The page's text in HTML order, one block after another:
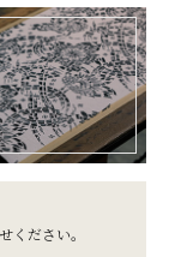
ください。